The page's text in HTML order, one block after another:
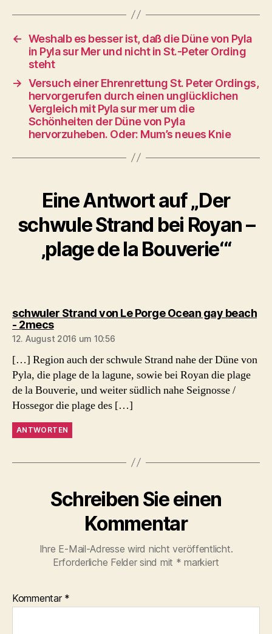
← Weshalb es besser ist, daß die Düne von Pyla
in Pyla sur Mer und nicht in St.-Peter Ording
steht
→ Versuch einer Ehrenrettung St. Peter Ordings,
hervorgerufen durch einen unglücklichen
Vergleich mit Pyla sur mer um die
Schönheiten der Düne von Pyla
hervorzuheben. Oder: Mum’s neues Knie
Eine Antwort auf „Der
schwule Strand bei Royan –
‚plage de la Bouverie‘“
schwuler Strand von Le Porge Ocean gay beach
- 2mecssagt:
12. August 2016 um 10:56
[…] Region auch der schwule Strand nahe der Düne von
Pyla, die plage de la lagune, sowie bei Royan die plage
de la Bouverie, und weiter südlich nahe Seignosse /
Hossegor die plage des […]
ANTWORTEN
Schreiben Sie einen
Kommentar
Ihre E-Mail-Adresse wird nicht veröffentlicht.
Erforderliche Felder sind mit * markiert
Kommentar *